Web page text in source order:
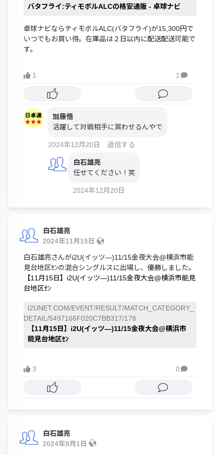
バタフライ:ティモボルALCの格安通販 - 卓球ナビ
卓球ナビならティモボルALC(バタフライ)が15,300円で
いつでもお買い得。在庫品は２日以内に配送配送可能で
す。
1 1 
加藤悟
活躍して対戦相手に買わせるんやで
2024年12月20日 返信する
白石雄亮
任せてください！笑
2024年12月20日
白石雄亮
2024年11月15日
白石雄亮さんがi2U(イッツ―)11/15金夜大会@横浜市能
見台地区ｾﾝの混合シングルスに出場し、優勝しました。
【11月15日】i2U(イッツ―)11/15金夜大会@横浜市能見
台地区ｾﾝ
I2UNET.COM/EVENT/RESULT/MATCH_CATEGORY_
DETAIL/5497166F020C7BB317/178
【11月15日】i2U(イッツ―)11/15金夜大会@横浜市
能見台地区ｾﾝ
3 0
白石雄亮
2024年9月1日